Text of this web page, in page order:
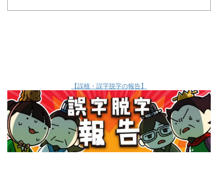
【誤植・誤字脱字の報告】